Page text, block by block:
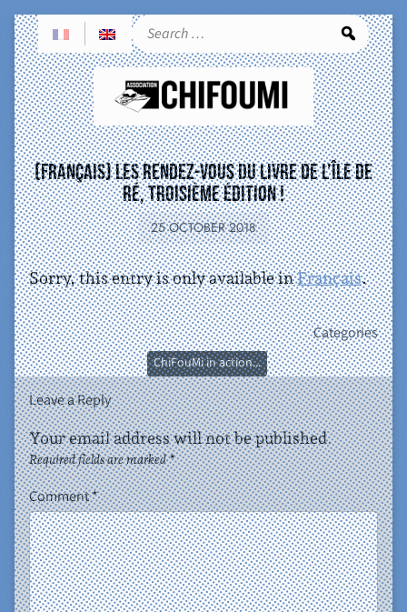
(Français) Les Rendez-vous du Livre de l’île de
Ré, troisième édition !
25 OCTOBER 2018
Sorry, this entry is only available inFrançais.
Categories
ChiFouMi in action...
Leave a Reply
Your email address will not be published.
Required fields are marked*
Comment*